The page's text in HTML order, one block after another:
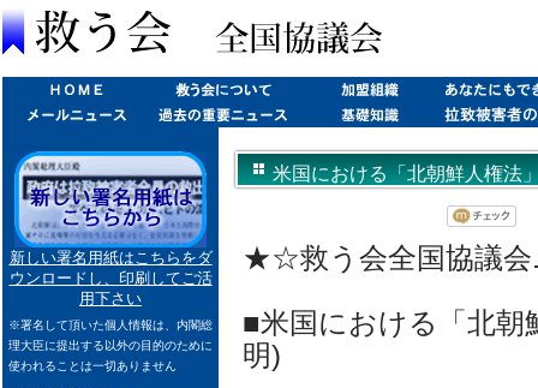
新しい署名用紙はこちらをダ
ウンロードし、印刷してご活
用下さい
※署名して頂いた個人情報は、内閣総
理大臣に提出する以外の目的のために
使われることは一切ありません
米国における「北朝鮮人権法
★☆救う会全国協議
■米国における「北朝
明)